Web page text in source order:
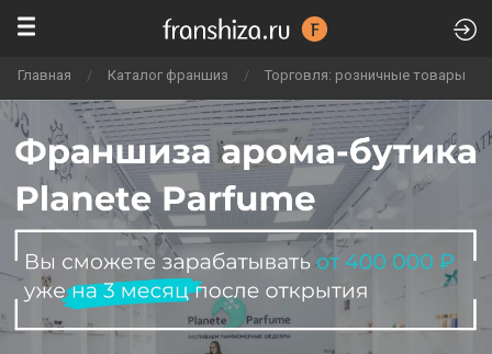
Главная / Каталог франшиз / Торговля: розничные товары